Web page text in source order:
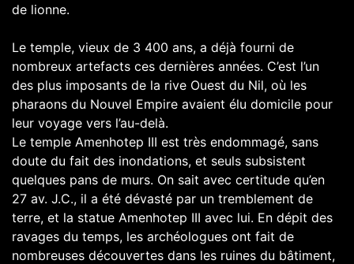
de lionne.
Le temple, vieux de 3 400 ans, a déjà fourni de
nombreux artefacts ces dernières années. C’est l’un
des plus imposants de la rive Ouest du Nil, où les
pharaons du Nouvel Empire avaient élu domicile pour
leur voyage vers l’au-delà.
Le temple Amenhotep III est très endommagé, sans
doute du fait des inondations, et seuls subsistent
quelques pans de murs. On sait avec certitude qu’en
27 av. J.C., il a été dévasté par un tremblement de
terre, et la statue Amenhotep III avec lui. En dépit des
ravages du temps, les archéologues ont fait de
nombreuses découvertes dans les ruines du bâtiment,